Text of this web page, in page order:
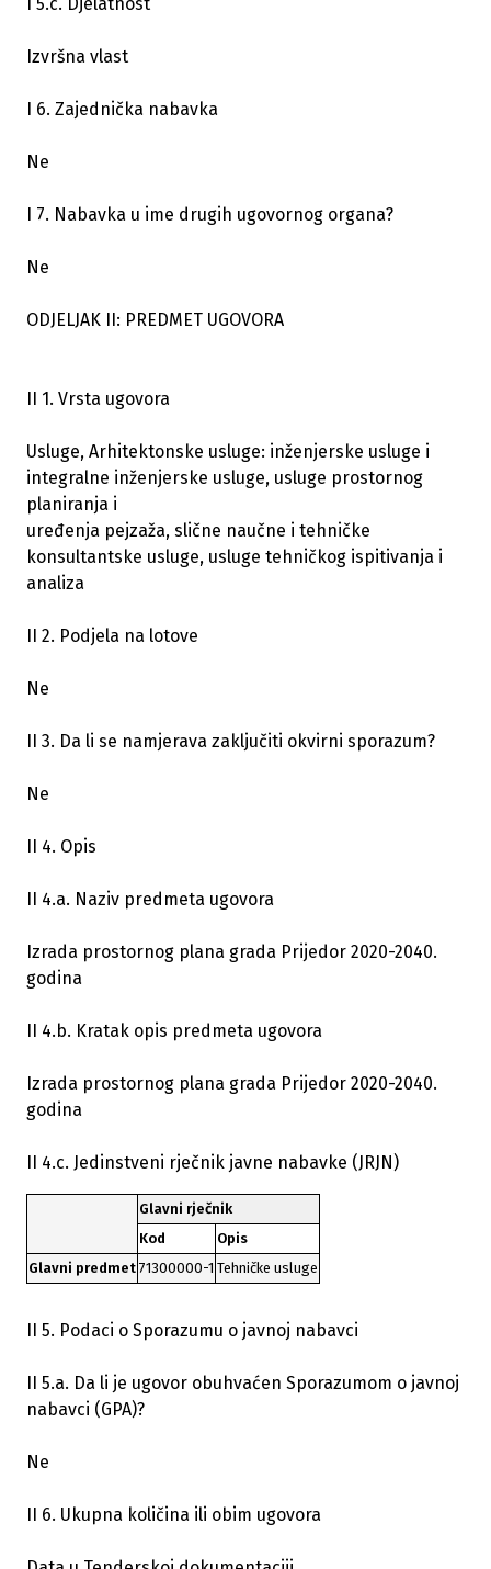
Izvršna vlast
I 6. Zajednička nabavka
Ne
I 7. Nabavka u ime drugih ugovornog organa?
Ne
ODJELJAK II: PREDMET UGOVORA
II 1. Vrsta ugovora
Usluge, Arhitektonske usluge: inženjerske usluge i
integralne inženjerske usluge, usluge prostornog
planiranja i
uređenja pejzaža, slične naučne i tehničke
konsultantske usluge, usluge tehničkog ispitivanja i
analiza
II 2. Podjela na lotove
Ne
II 3. Da li se namjerava zaključiti okvirni sporazum?
Ne
II 4. Opis
II 4.a. Naziv predmeta ugovora
Izrada prostornog plana grada Prijedor 2020-2040.
godina
II 4.b. Kratak opis predmeta ugovora
Izrada prostornog plana grada Prijedor 2020-2040.
godina
II 4.c. Jedinstveni rječnik javne nabavke (JRJN)
Glavni rječnik
Kod
Opis
Glavni predmet 71300000-1 Tehničke usluge
II 5. Podaci o Sporazumu o javnoj nabavci
II 5.a. Da li je ugovor obuhvaćen Sporazumom o javnoj
nabavci (GPA)?
Ne
II 6. Ukupna količina ili obim ugovora